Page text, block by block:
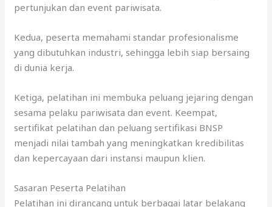
pertunjukan dan event pariwisata.
Kedua, peserta memahami standar profesionalisme
yang dibutuhkan industri, sehingga lebih siap bersaing
di dunia kerja.
Ketiga, pelatihan ini membuka peluang jejaring dengan
sesama pelaku pariwisata dan event. Keempat,
sertifikat pelatihan dan peluang sertifikasi BNSP
menjadi nilai tambah yang meningkatkan kredibilitas
dan kepercayaan dari instansi maupun klien.
Sasaran Peserta Pelatihan
Pelatihan ini dirancang untuk berbagai latar belakang